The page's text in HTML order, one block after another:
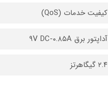
کیفیت خدمات (QoS)
آداپتور برق ۹V DC-۰.۸۵A
۲.۴ گیگاهرتز